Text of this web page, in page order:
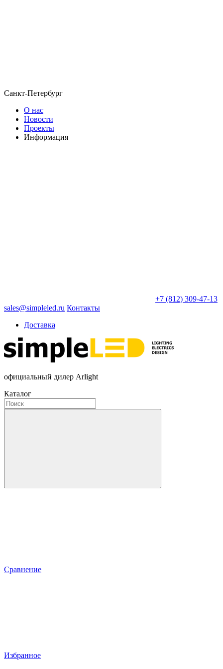
Санкт-Петербург
О нас
Новости
Проекты
Информация
+7 (812) 309-47-13
sales@simpleled.ru Контакты
Доставка
официальный дилер Arlight
Каталог
Сравнение
Избранное